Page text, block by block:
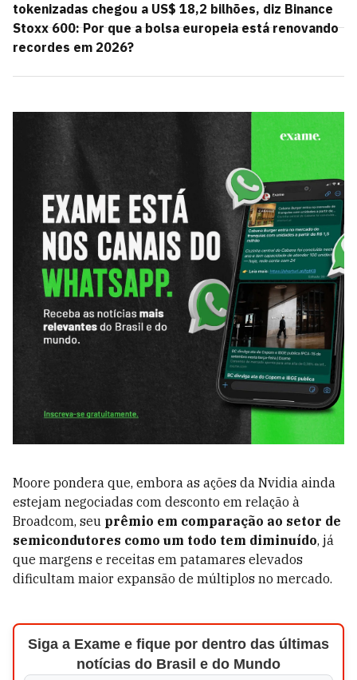
tokenizadas chegou a US$ 18,2 bilhões, diz Binance
Stoxx 600: Por que a bolsa europeia está renovando
recordes em 2026?
Moore pondera que, embora as ações da Nvidia ainda
estejam negociadas com desconto em relação à
Broadcom, seu prêmio em comparação ao setor de
semicondutores como um todo tem diminuído, já
que margens e receitas em patamares elevados
dificultam maior expansão de múltiplos no mercado.
Siga a Exame e fique por dentro das últimas
notícias do Brasil e do Mundo